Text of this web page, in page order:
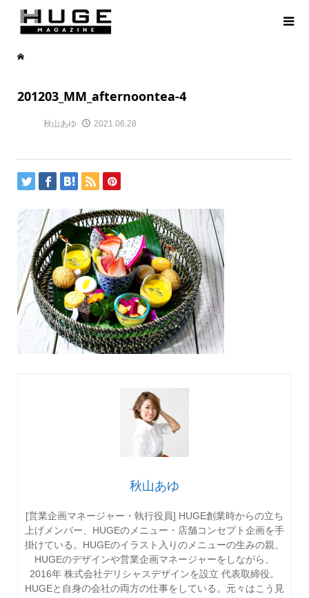
201203_MM_afternoontea-4
秋山あゆ 2021.06.28
秋山あゆ
[営業企画マネージャー・執行役員] HUGE創業時からの立ち
上げメンバー、HUGEのメニュー・店舗コンセプト企画を手
掛けている。HUGEのイラスト入りのメニューの生みの親。
HUGEのデザインや営業企画マネージャーをしながら、
2016年 株式会社デリシャスデザインを設立 代表取締役。
HUGEと自身の会社の両方の仕事をしている。元々はこう見